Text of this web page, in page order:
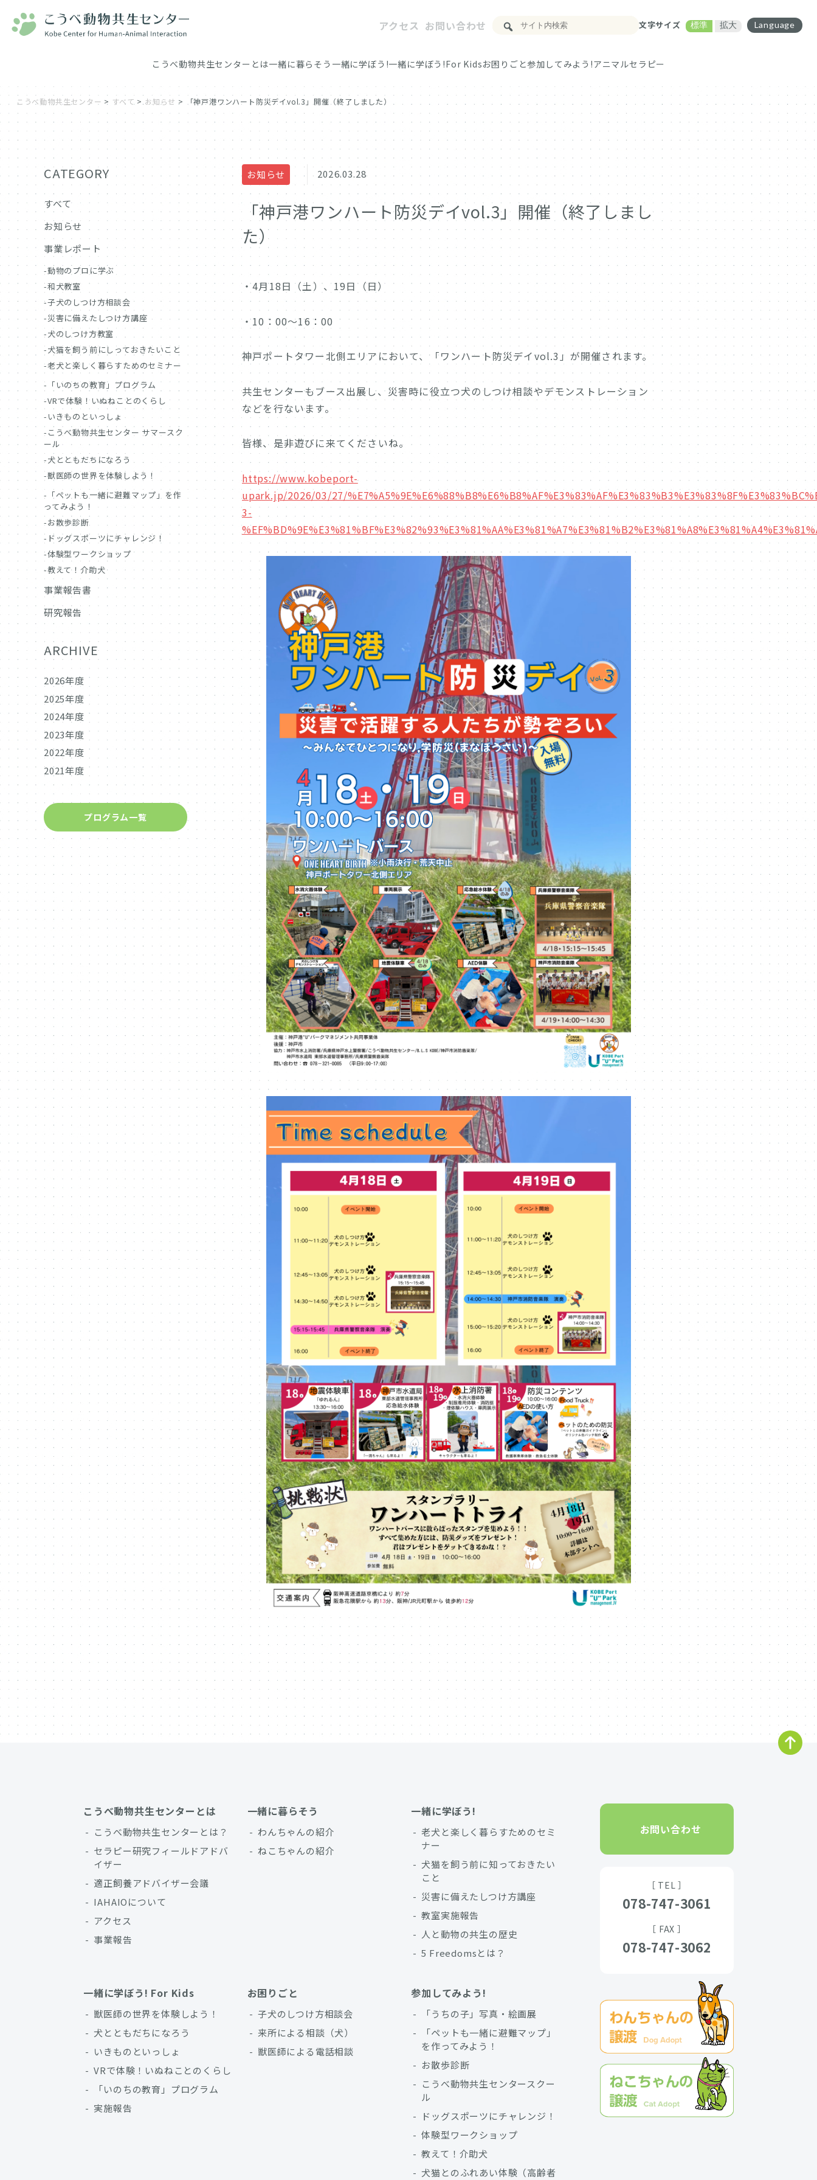
アクセス お問い合わせ 文字サイズ 標準 拡大 Language
こうべ動物共生センターとは一緒に暮らそう 一緒に学ぼう!一緒に学ぼう!For Kidsお困りごと参加してみよう!アニマルセラピー
こうべ動物共生センター > すべて > お知らせ > 「神戸港ワンハート防災デイvol.3」開催（終了しました）
お知らせ 2026.03.28
「神戸港ワンハート防災デイvol.3」開催（終了しまし
た）
・4月18日（土）、19日（日）
・10：00～16：00
神戸ポートタワー北側エリアにおいて、「ワンハート防災デイvol.3」が開催されます。
共生センターもブース出展し、災害時に役立つ犬のしつけ相談やデモンストレーション
などを行ないます。
皆様、是非遊びに来てくださいね。
https://www.kobeport-
upark.jp/2026/03/27/
3-
CATEGORY
すべて
お知らせ
事業レポート
動物のプロに学ぶ
和犬教室
子犬のしつけ方相談会
災害に備えたしつけ方講座
犬のしつけ方教室
犬猫を飼う前にしっておきたいこと
老犬と楽しく暮らすためのセミナー
「いのちの教育」プログラム
VRで体験！いぬねことのくらし
いきものといっしょ
こうべ動物共生センター サマースク
ール
犬とともだちになろう
獣医師の世界を体験しよう！
「ペットも一緒に避難マップ」を作
ってみよう！
お散歩診断
ドッグスポーツにチャレンジ！
体験型ワークショップ
教えて！介助犬
事業報告書
研究報告
ARCHIVE
2026年度
2025年度
2024年度
2023年度
2022年度
2021年度
プログラム一覧
こうべ動物共生センターとは
こうべ動物共生センターとは？
セラピー研究フィールドアドバ
イザー
適正飼養アドバイザー会議
IAHAIOについて
アクセス
事業報告
一緒に暮らそう
わんちゃんの紹介
ねこちゃんの紹介
一緒に学ぼう!
老犬と楽しく暮らすためのセミ
ナー
犬猫を飼う前に知っておきたい
こと
災害に備えたしつけ方講座
教室実施報告
人と動物の共生の歴史
5 Freedomsとは？
一緒に学ぼう! For Kids
獣医師の世界を体験しよう！
犬とともだちになろう
いきものといっしょ
VRで体験！いぬねことのくらし
「いのちの教育」プログラム
実施報告
お困りごと
子犬のしつけ方相談会
来所による相談（犬）
獣医師による電話相談
参加してみよう!
「うちの子」写真・絵画展
「ペットも一緒に避難マップ」
を作ってみよう！
お散歩診断
こうべ動物共生センタースクー
ル
ドッグスポーツにチャレンジ！
体験型ワークショップ
教えて！介助犬
犬猫とのふれあい体験（高齢者
お問い合わせ
［ TEL ］
078-747-3061
［ FAX ］
078-747-3062